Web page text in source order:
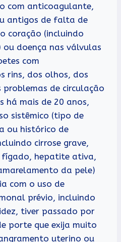
com anticoagulante,
antigos de falta de
coração (incluindo
doença nas válvulas
com
rins, dos olhos, dos
de circulação
há mais de 20 anos,
sistêmico (tipo de
ou histórico de
cirrose grave,
fígado, hepatite ativa,
da pele)
com o uso de
prévio, incluindo
tiver passado por
porte que exija muito
uterino ou